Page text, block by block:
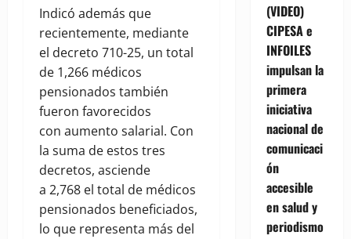
Indicó además que
recientemente, mediante
el decreto 710-25, un total
de 1,266 médicos
pensionados también
fueron favorecidos
con aumento salarial. Con
la suma de estos tres
decretos, asciende
a 2,768 el total de médicos
pensionados beneficiados,
lo que representa más del
(VIDEO)
CIPESA e
INFOILES
impulsan la
primera
iniciativa
nacional de
comunicaci
ón
accesible
en salud y
periodismo